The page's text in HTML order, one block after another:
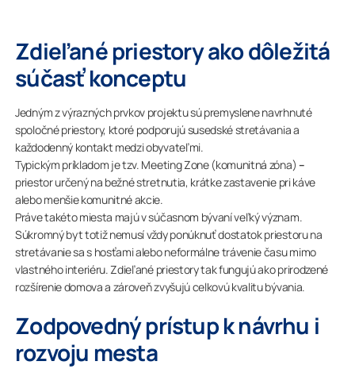
Zdieľané priestory ako dôležitá
súčasť konceptu
Jedným z výrazných prvkov projektu sú premyslene navrhnuté
spoločné priestory, ktoré podporujú susedské stretávania a
každodenný kontakt medzi obyvateľmi.
Typickým príkladom je tzv. Meeting Zone (komunitná zóna) –
priestor určený na bežné stretnutia, krátke zastavenie pri káve
alebo menšie komunitné akcie.
Práve takéto miesta majú v súčasnom bývaní veľký význam.
Súkromný byt totiž nemusí vždy ponúknuť dostatok priestoru na
stretávanie sa s hosťami alebo neformálne trávenie času mimo
vlastného interiéru. Zdieľané priestory tak fungujú ako prirodzené
rozšírenie domova a zároveň zvyšujú celkovú kvalitu bývania.
Zodpovedný prístup k návrhu i
rozvoju mesta